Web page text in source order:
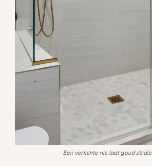
Een verlichte nis laat goud